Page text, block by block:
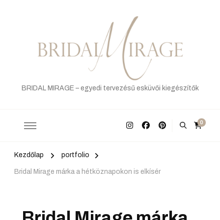
BRIDAL MIRAGE – egyedi tervezésű esküvői kiegészítők
0
Kezdőlap portfolio
Bridal Mirage márka a hétköznapokon is elkísér